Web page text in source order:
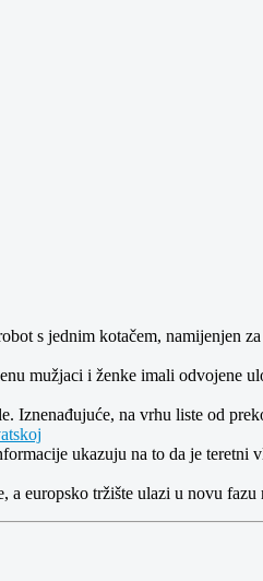
s jednim kotačem, namijenjen
mužjaci i ženke imali odvojene
na vrhu liste od
ukazuju na to da je
a europsko tržište ulazi u novu fazu